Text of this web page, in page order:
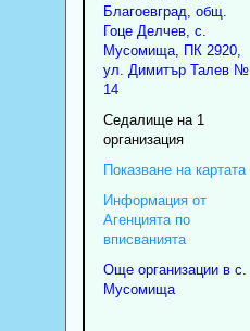
Благоевград общ.
Гоце Делчев, с.
Мусомища, ПК 2920,
ул. Димитър Талев №
14
Седалище на 1
организация
Показване на картата
Информация от
Агенцията по
вписванията
Още организации в с.
Мусомища